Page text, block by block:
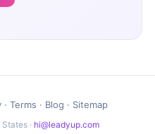
· Terms · Blog · Sitemap
· hi@leadyup.com